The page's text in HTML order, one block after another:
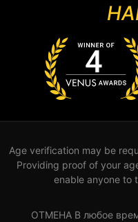
Age verification may be
Providing proof of your
enable anyone to
ОТМЕНА В любое